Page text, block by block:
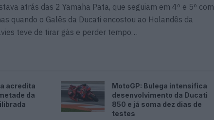
atrás das 2 Yamaha Pata, que seguiam em 4º e 5º com
quando o Galês da Ducati encostou ao Holandês da
teve de tirar gás e perder tempo…
acredita
da
MotoGP: Bulega intensifica
desenvolvimento da Ducati
850 e já soma dez dias de
testes